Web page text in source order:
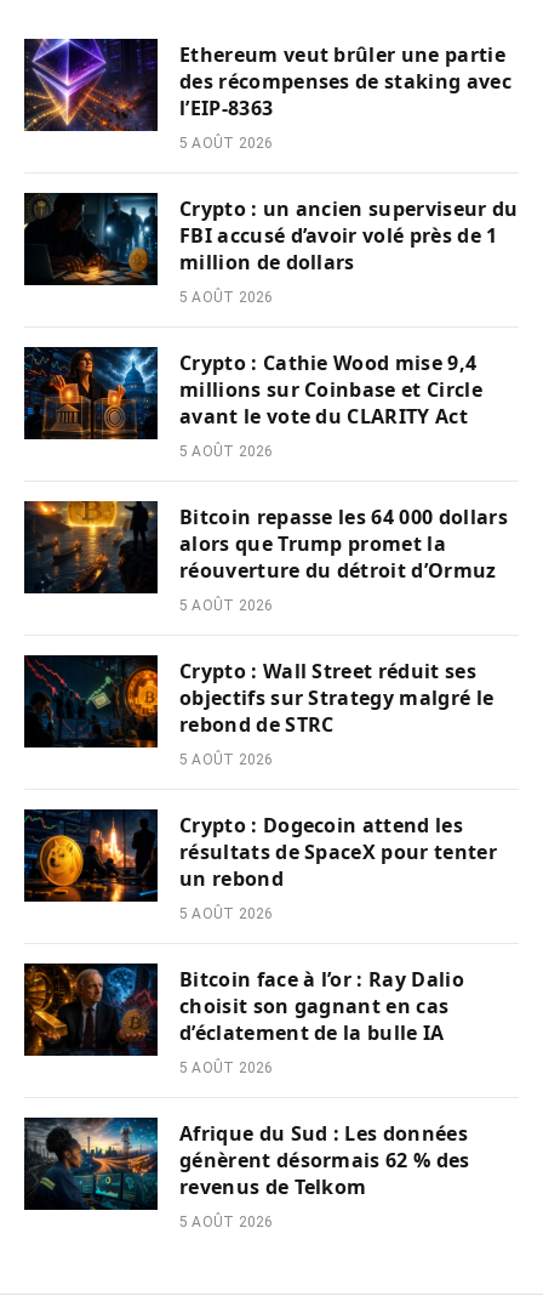
Ethereum veut brûler une partie
des récompenses de staking avec
l’EIP-8363
5 AOÛT 2026
Crypto : un ancien superviseur du
FBI accusé d’avoir volé près de 1
million de dollars
5 AOÛT 2026
Crypto : Cathie Wood mise 9,4
millions sur Coinbase et Circle
avant le vote du CLARITY Act
5 AOÛT 2026
Bitcoin repasse les 64 000 dollars
alors que Trump promet la
réouverture du détroit d’Ormuz
5 AOÛT 2026
Crypto : Wall Street réduit ses
objectifs sur Strategy malgré le
rebond de STRC
5 AOÛT 2026
Crypto : Dogecoin attend les
résultats de SpaceX pour tenter
un rebond
5 AOÛT 2026
Bitcoin face à l’or : Ray Dalio
choisit son gagnant en cas
d’éclatement de la bulle IA
5 AOÛT 2026
Afrique du Sud : Les données
génèrent désormais 62 % des
revenus de Telkom
5 AOÛT 2026